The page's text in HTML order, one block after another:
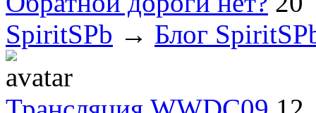
SpiritSPb → Блог